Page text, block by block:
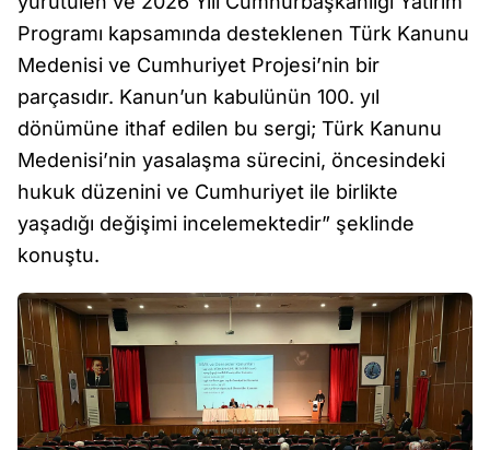
Programı kapsamında desteklenen Türk Kanunu
Medenisi ve Cumhuriyet Projesi’nin bir
parçasıdır. Kanun’un kabulünün 100. yıl
dönümüne ithaf edilen bu sergi; Türk Kanunu
Medenisi’nin yasalaşma sürecini, öncesindeki
hukuk düzenini ve Cumhuriyet ile birlikte
yaşadığı değişimi incelemektedir” şeklinde
konuştu.